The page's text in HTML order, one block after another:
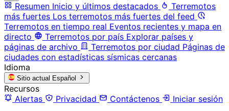
Resumen Inicio y últimos destacados
Terremotos
más fuertes Los terremotos más fuertes del feed
Terremotos en tiempo real Eventos recientes y mapa en
directo
Terremotos por país Explorar países y
páginas de archivo
Terremotos por ciudad Páginas de
ciudades con estadísticas sísmicas cercanas
Idioma
Sitio actual Español
Recursos
Alertas
Privacidad Contáctenos
Iniciar sesión